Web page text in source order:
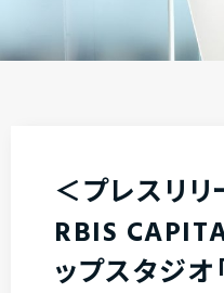
＜プレスリ
RBIS
ップスタジ